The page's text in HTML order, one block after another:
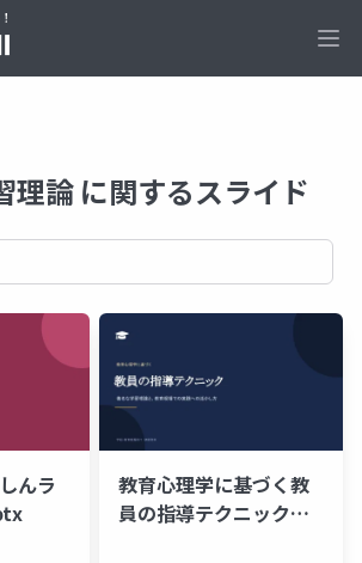
理論 に関するスライド
んラ
教育心理学に基づく教
員の指導テクニック